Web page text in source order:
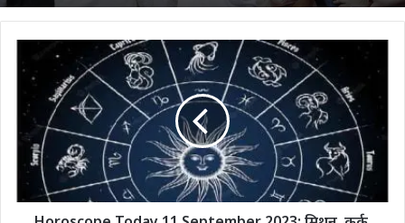
Today
September
2023:
मिथुन,
कर्क,
धनु,
मीन